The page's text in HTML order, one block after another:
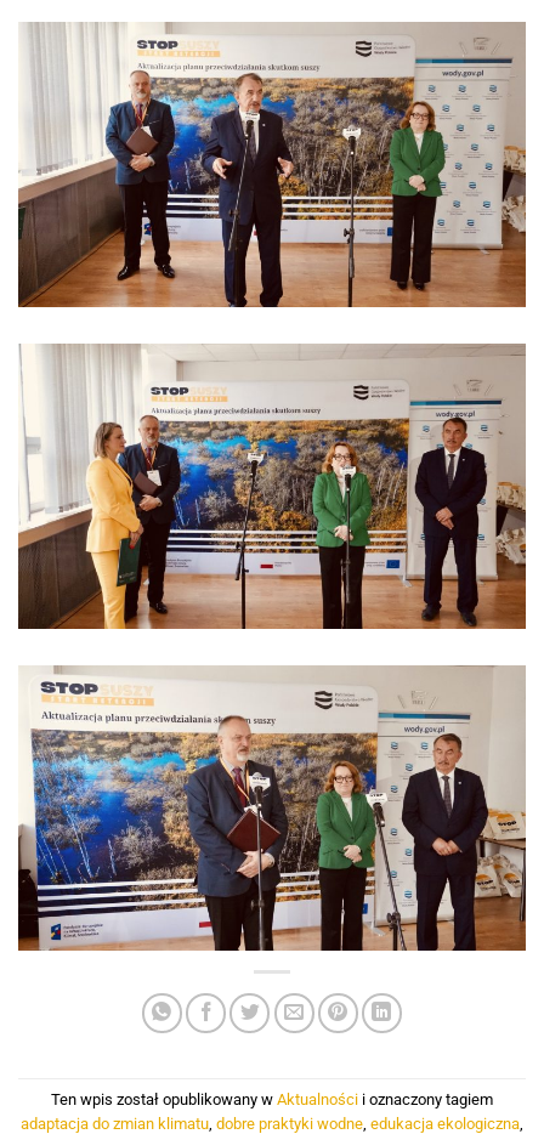
Ten wpis został opublikowany w Aktualności i oznaczony tagiem
adaptacja do zmian klimatu dobre praktyki wodne edukacja ekologiczna